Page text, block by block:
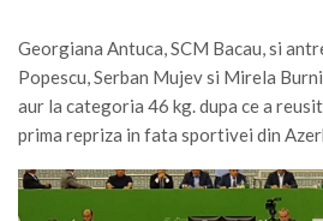
Georgiana Antuca, SCM Bacau, si
Popescu, Serban Mujev si Mirela
aur la categoria 46 kg. dupa ce a
prima repriza in fata sportivei din